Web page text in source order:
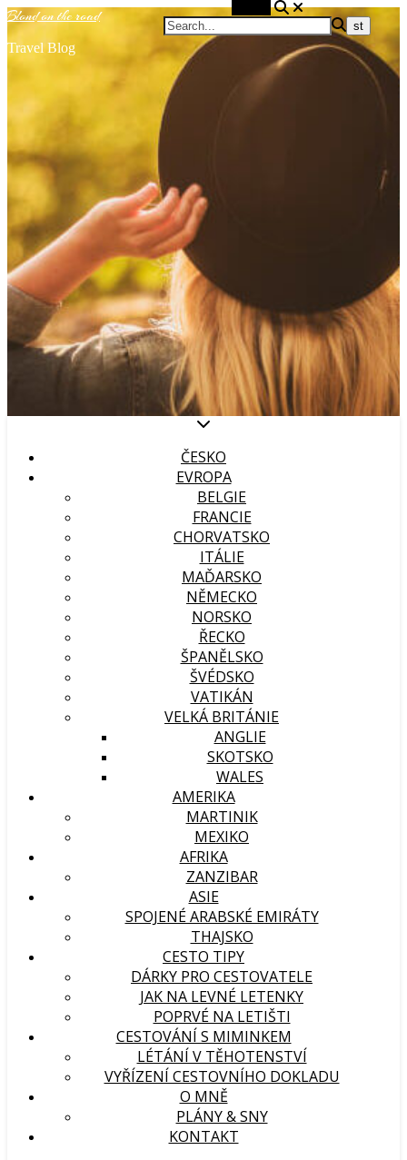
Blond on the road
Travel Blog
Search
ČESKO
EVROPA
BELGIE
FRANCIE
CHORVATSKO
ITÁLIE
MAĎARSKO
NĚMECKO
NORSKO
ŘECKO
ŠPANĚLSKO
ŠVÉDSKO
VATIKÁN
VELKÁ BRITÁNIE
ANGLIE
SKOTSKO
WALES
AMERIKA
MARTINIK
MEXIKO
AFRIKA
ZANZIBAR
ASIE
SPOJENÉ ARABSKÉ EMIRÁTY
THAJSKO
CESTO TIPY
DÁRKY PRO CESTOVATELE
JAK NA LEVNÉ LETENKY
POPRVÉ NA LETIŠTI
CESTOVÁNÍ S MIMINKEM
LÉTÁNÍ V TĚHOTENSTVÍ
VYŘÍZENÍ CESTOVNÍHO DOKLADU
O MNĚ
PLÁNY & SNY
KONTAKT